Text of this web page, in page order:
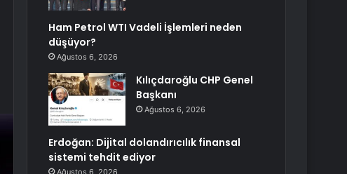
Ham Petrol WTI Vadeli İşlemleri neden
düşüyor?
Ağustos 6, 2026
Kılıçdaroğlu CHP Genel
Başkanı
Ağustos 6, 2026
Erdoğan: Dijital dolandırıcılık finansal
sistemi tehdit ediyor
Ağustos 6, 2026